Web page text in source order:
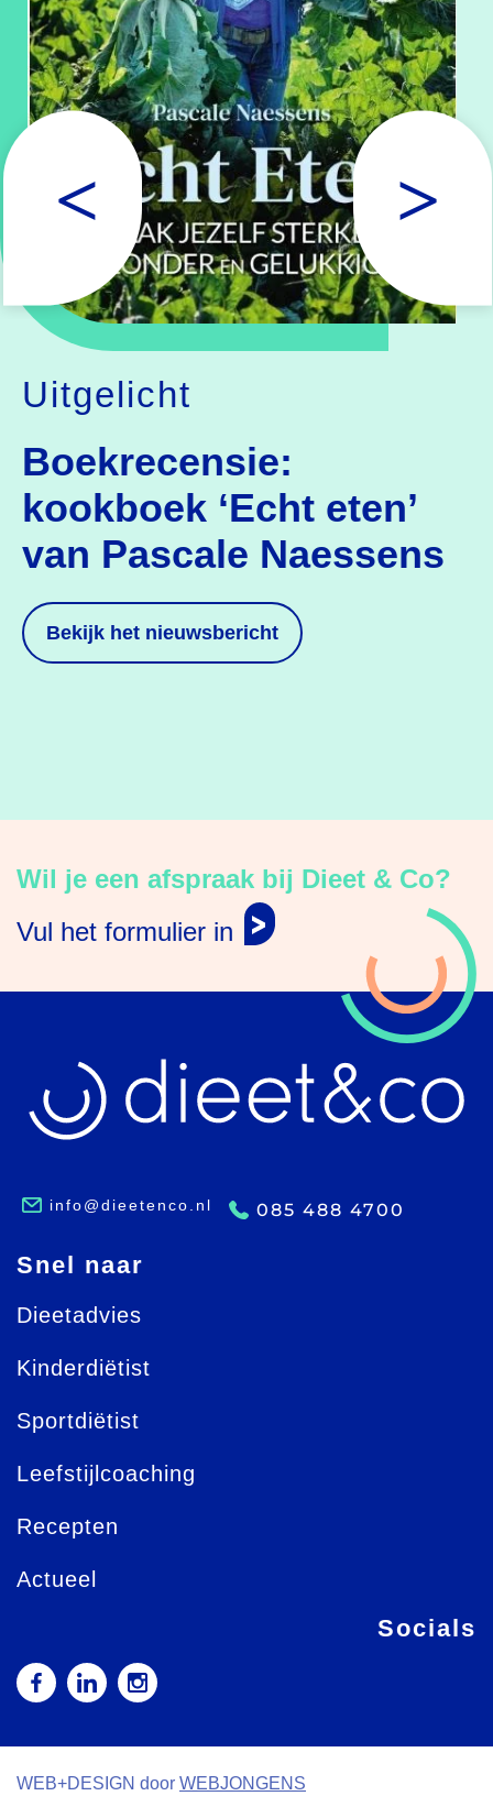
Uitgelicht
Boekrecensie:
kookboek ‘Echt eten’
van Pascale Naessens
Bekijk het nieuwsbericht
Wil je een afspraak bij Dieet & Co?
Vul het formulier in
info@dieetenco.nl 085 488 4700
Snel naar
Dieetadvies
Kinderdiëtist
Sportdiëtist
Leefstijlcoaching
Recepten
Actueel
Socials
WEB+DESIGN door WEBJONGENS